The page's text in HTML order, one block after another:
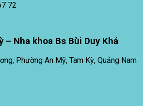
72
– Nha khoa Bs Bùi Duy Khả
Phường An Mỹ, Tam Kỳ, Quảng Nam